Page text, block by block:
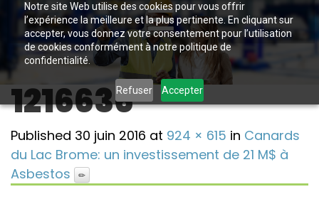
Notre site Web utilise des cookies pour vous offrir
l’expérience la meilleure et la plus pertinente. En cliquant sur
accepter, vous donnez votre consentement pour l’utilisation
de cookies conformément à notre politique de
confidentialité.
Refuser Accepter
1216636
Published 30 juin 2016 at 924 × 615 in Canards
du Lac Brome: un investissement de 21 M$ à
Asbestos